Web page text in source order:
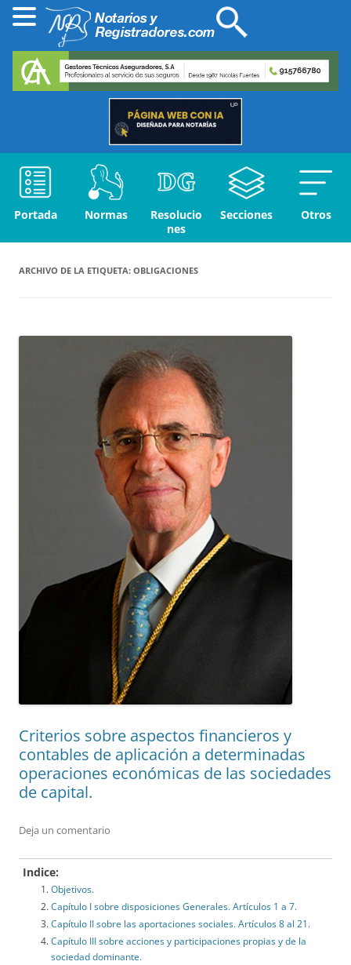
Portada Normas
Resolucio
nes
Secciones Otros
ARCHIVO DE LA ETIQUETA: OBLIGACIONES
Criterios sobre aspectos financieros y
contables de aplicación a determinadas
operaciones económicas de las sociedades
de capital.
Deja un comentario
Indice:
Objetivos.
Capítulo I sobre disposiciones Generales. Artículos 1 a 7.
Capítulo II sobre las aportaciones sociales. Artículos 8 al 21.
Capítulo III sobre acciones y participaciones propias y de la
sociedad dominante.